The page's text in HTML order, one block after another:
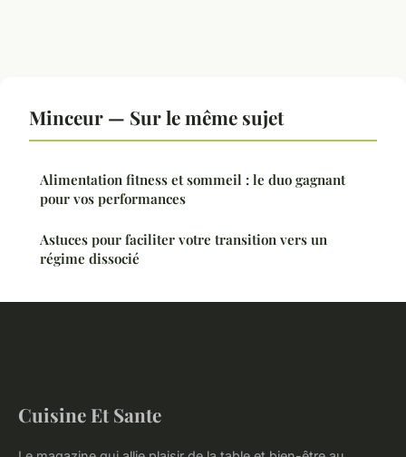
Minceur — Sur le même sujet
Alimentation fitness et sommeil : le duo gagnant
pour vos performances
Astuces pour faciliter votre transition vers un
régime dissocié
Cuisine Et Sante